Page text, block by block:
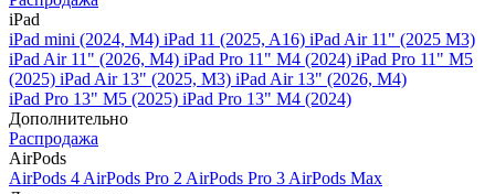
iPad
iPad mini (2024, M4) iPad 11 (2025, A16) iPad Air 11" (2025 M3)
iPad Air 11" (2026, M4) iPad Pro 11" M4 (2024) iPad Pro 11" M5
(2025) iPad Air 13" (2025, M3) iPad Air 13" (2026, M4)
iPad Pro 13" M5 (2025) iPad Pro 13" M4 (2024)
Дополнительно
Распродажа
AirPods
AirPods 4 AirPods Pro 2 AirPods Pro 3 AirPods Max